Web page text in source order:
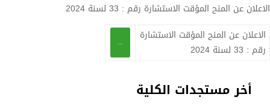
أخر مستجدات الكلية
الاعلان عن المنح المؤقت الاستشارة رقم : 33 لسنة 2024
الاعلان عن المنح المؤقت الاستشارة
رقم : 33 لسنة 2024
...